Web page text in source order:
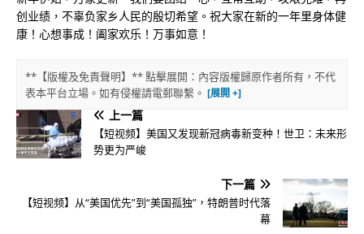
创业绩，不辜负家乡人民的殷切希望。祝大家在新的一年里身体健
康！心想事成！阖家欢乐！万事如意！
**【版權及免責聲明】** 點擊展開：內容版權歸原作者所有，不代
表本平台立場。如有侵權請電郵聯繫。
上一篇
【短视频】美国又发现新冠病毒新变种！世卫：未来形
势更为严峻
下一篇
【短视频】从“美国优先”到“美国孤独”，特朗普时代落
幕